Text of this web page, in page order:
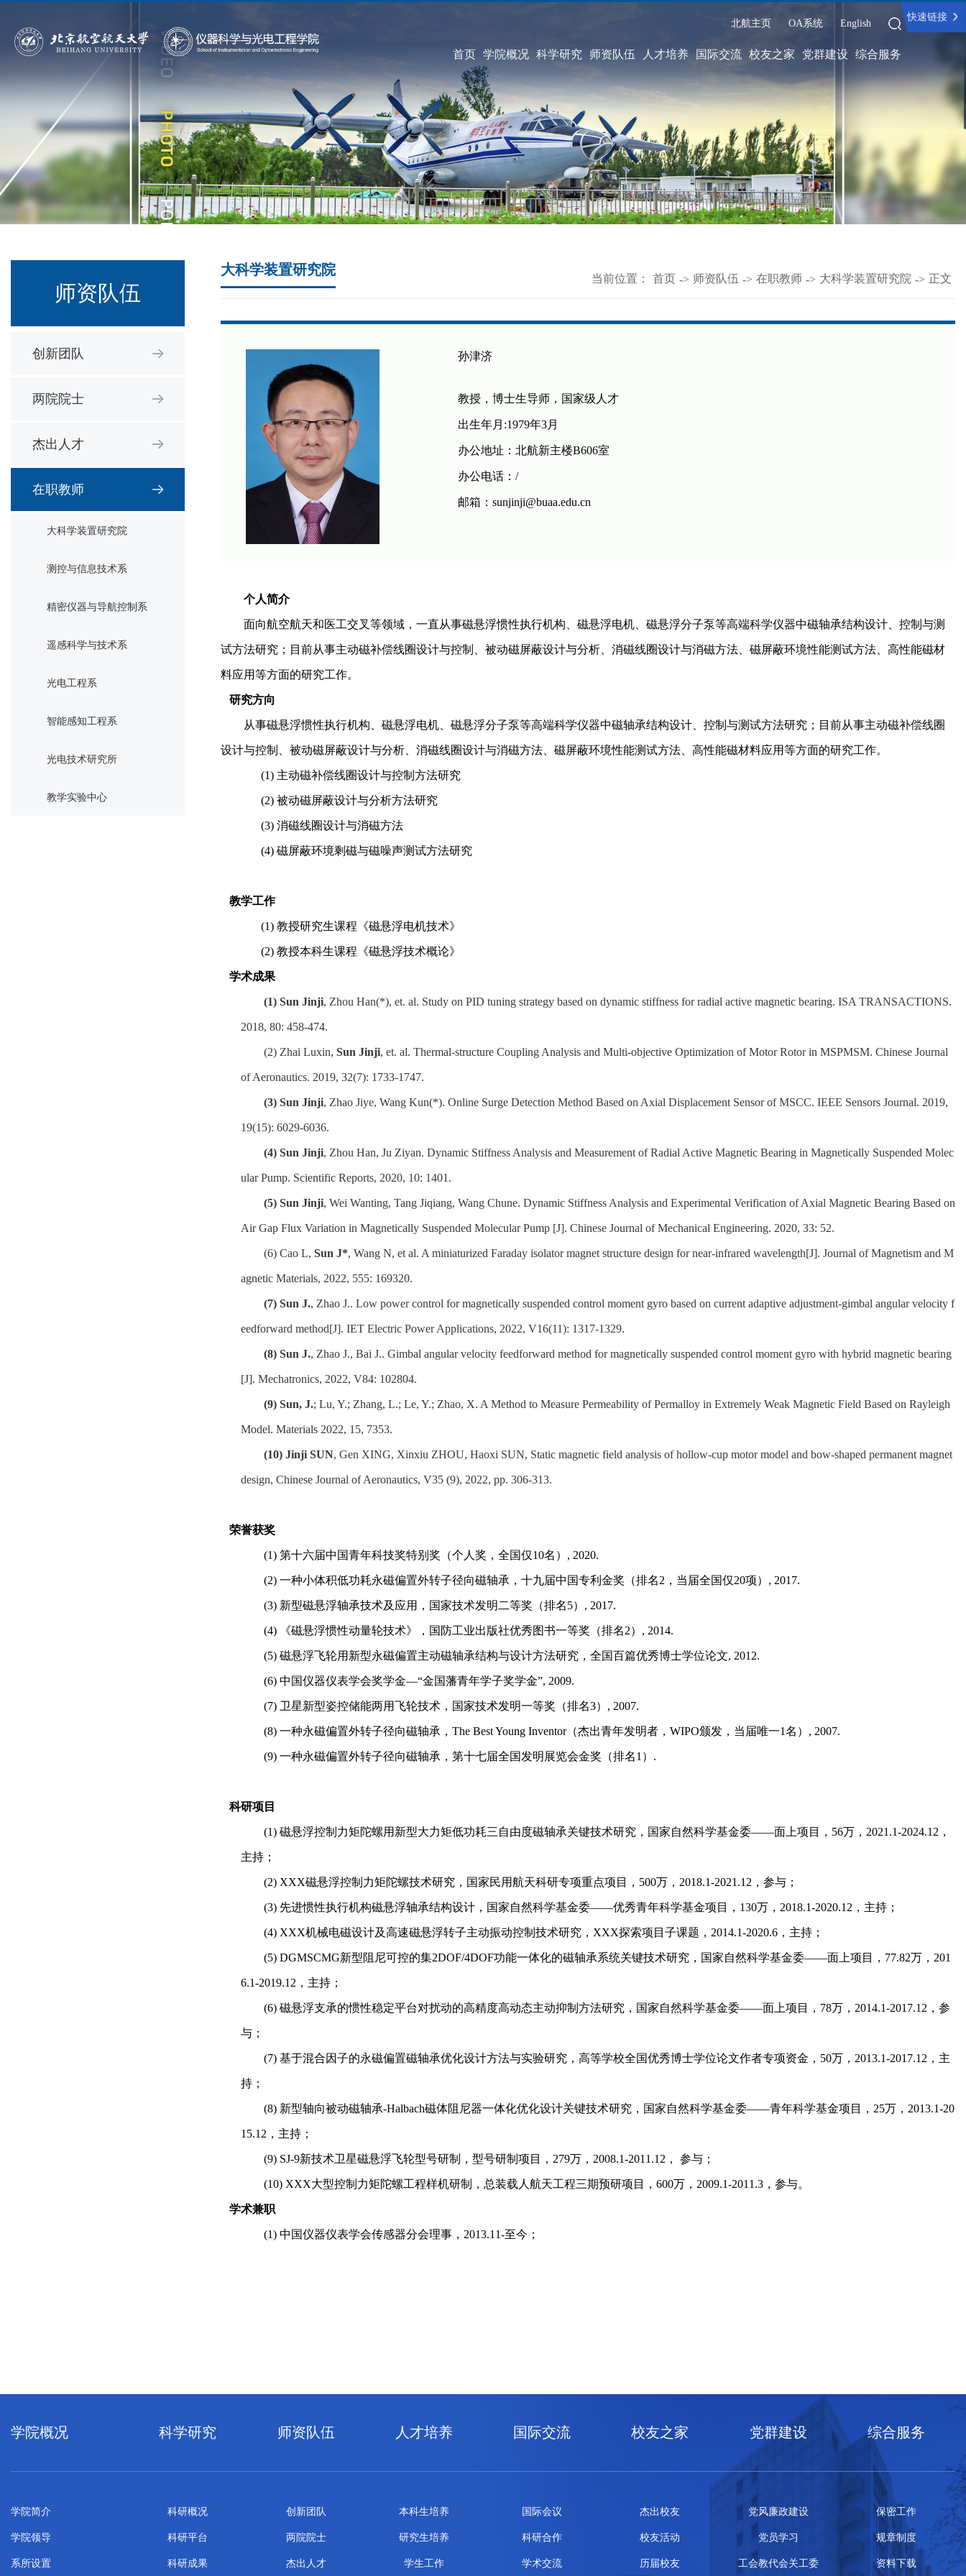
快速链接
北航主页 OA系统 English
首页 学院概况 科学研究 师资队伍 人才培养 国际交流 校友之家 党群建设 综合服务
师资队伍
创新团队
两院院士
杰出人才
在职教师
大科学装置研究院
测控与信息技术系
精密仪器与导航控制系
遥感科学与技术系
光电工程系
智能感知工程系
光电技术研究所
教学实验中心
大科学装置研究院
当前位置： 首页 -> 师资队伍 -> 在职教师 -> 大科学装置研究院 -> 正文
孙津济
教授，博士生导师，国家级人才
出生年月:1979年3月
办公地址：北航新主楼B606室
办公电话：/
邮箱：sunjinji@buaa.edu.cn
个人简介
面向航空航天和医工交叉等领域，一直从事磁悬浮惯性执行机构、磁悬浮电机、磁悬浮分子泵等高端科学仪器中磁轴承结构设计、控制与测
试方法研究；目前从事主动磁补偿线圈设计与控制、被动磁屏蔽设计与分析、消磁线圈设计与消磁方法、磁屏蔽环境性能测试方法、高性能磁材
料应用等方面的研究工作。
研究方向
从事磁悬浮惯性执行机构、磁悬浮电机、磁悬浮分子泵等高端科学仪器中磁轴承结构设计、控制与测试方法研究；目前从事主动磁补偿线圈
设计与控制、被动磁屏蔽设计与分析、消磁线圈设计与消磁方法、磁屏蔽环境性能测试方法、高性能磁材料应用等方面的研究工作。
(1) 主动磁补偿线圈设计与控制方法研究
(2) 被动磁屏蔽设计与分析方法研究
(3) 消磁线圈设计与消磁方法
(4) 磁屏蔽环境剩磁与磁噪声测试方法研究
教学工作
(1) 教授研究生课程《磁悬浮电机技术》
(2) 教授本科生课程《磁悬浮技术概论》
学术成果
(1) Sun Jinji, Zhou Han(*), et. al. Study on PID tuning strategy based on dynamic stiffness for radial active magnetic bearing. ISA TRANSACTIONS.
2018, 80: 458-474.
(2) Zhai Luxin, Sun Jinji, et. al. Thermal-structure Coupling Analysis and Multi-objective Optimization of Motor Rotor in MSPMSM. Chinese Journal
of Aeronautics. 2019, 32(7): 1733-1747.
(3) Sun Jinji, Zhao Jiye, Wang Kun(*). Online Surge Detection Method Based on Axial Displacement Sensor of MSCC. IEEE Sensors Journal. 2019,
19(15): 6029-6036.
(4) Sun Jinji, Zhou Han, Ju Ziyan. Dynamic Stiffness Analysis and Measurement of Radial Active Magnetic Bearing in Magnetically Suspended Molec
ular Pump. Scientific Reports, 2020, 10: 1401.
(5) Sun Jinji, Wei Wanting, Tang Jiqiang, Wang Chune. Dynamic Stiffness Analysis and Experimental Verification of Axial Magnetic Bearing Based on
Air Gap Flux Variation in Magnetically Suspended Molecular Pump [J]. Chinese Journal of Mechanical Engineering. 2020, 33: 52.
(6) Cao L, Sun J*, Wang N, et al. A miniaturized Faraday isolator magnet structure design for near-infrared wavelength[J]. Journal of Magnetism and M
agnetic Materials, 2022, 555: 169320.
(7) Sun J., Zhao J.. Low power control for magnetically suspended control moment gyro based on current adaptive adjustment-gimbal angular velocity f
eedforward method[J]. IET Electric Power Applications, 2022, V16(11): 1317-1329.
(8) Sun J., Zhao J., Bai J.. Gimbal angular velocity feedforward method for magnetically suspended control moment gyro with hybrid magnetic bearing
[J]. Mechatronics, 2022, V84: 102804.
(9) Sun, J.; Lu, Y.; Zhang, L.; Le, Y.; Zhao, X. A Method to Measure Permeability of Permalloy in Extremely Weak Magnetic Field Based on Rayleigh
Model. Materials 2022, 15, 7353.
(10) Jinji SUN, Gen XING, Xinxiu ZHOU, Haoxi SUN, Static magnetic field analysis of hollow-cup motor model and bow-shaped permanent magnet
design, Chinese Journal of Aeronautics, V35 (9), 2022, pp. 306-313.
荣誉获奖
(1) 第十六届中国青年科技奖特别奖（个人奖，全国仅10名） , 2020.
(2) 一种小体积低功耗永磁偏置外转子径向磁轴承， 十九届中国专利金奖（排名2，当届全国仅20项） , 2017.
(3) 新型磁悬浮轴承技术及应用，国家技术发明二等奖（排名5） , 2017.
(4) 《磁悬浮惯性动量轮技术》，国防工业出版社优秀图书一等奖（排名2） , 2014.
(5) 磁悬浮飞轮用新型永磁偏置主动磁轴承结构与设计方法研究，全国百篇优秀博士学位论文, 2012.
(6) 中国仪器仪表学会奖学金—“金国藩青年学子奖学金”, 2009.
(7) 卫星新型姿控储能两用飞轮技术，国家技术发明一等奖（排名3） , 2007.
(8) 一种永磁偏置外转子径向磁轴承， The Best Young Inventor（杰出青年发明者，WIPO颁发，当届唯一1名） , 2007.
(9) 一种永磁偏置外转子径向磁轴承，第十七届全国发明展览会金奖（排名1） .
科研项目
(1) 磁悬浮控制力矩陀螺用新型大力矩低功耗三自由度磁轴承关键技术研究 ，国家自然科学基金委——面上项目 ， 56万，2021.1-2024.12 ，
主持 ；
(2) XXX磁悬浮控制力矩陀螺技术研究，国家民用航天科研专项重点项目， 500万， 2018.1-2021.12 ，参与；
(3) 先进惯性执行机构磁悬浮轴承结构设计， 国家自然科学基金委——优秀青年科学基金项目 ， 130万，2018.1-2020.12 ，主持 ；
(4) XXX机械电磁设计及高速磁悬浮转子主动振动控制技术研究 ， XXX探索项目子课题，2014.1-2020.6 ，主持；
(5) DGMSCMG新型阻尼可控的集2DOF/4DOF功能一体化的磁轴承系统关键技术研究，国家自然科学基金委——面上项目 ， 77.82万，201
6.1-2019.12 ，主持 ；
(6) 磁悬浮支承的惯性稳定平台对扰动的高精度高动态主动抑制方法研究 ，国家自然科学基金委——面上项目 ， 78万，2014.1-2017.12 ，参
与 ；
(7) 基于混合因子的永磁偏置磁轴承优化设计方法与实验研究，高等学校全国优秀博士学位论文作者专项资金， 50万， 2013.1-2017.12 ，主
持；
(8) 新型轴向被动磁轴承-Halbach磁体阻尼器一体化优化设计关键技术研究，国家自然科学基金委——青年科学基金项目 ， 25万，2013.1-20
15.12 ，主持 ；
(9) SJ-9新技术卫星磁悬浮飞轮型号研制 ，型号研制项目， 279万， 2008.1-2011.12 ， 参与；
(10) XXX大型控制力矩陀螺工程样机研制 ，总装载人航天工程三期预研项目， 600万， 2009.1-2011.3 ，参与。
学术兼职
(1) 中国仪器仪表学会传感器分会理事 ， 2013.11-至今 ；
学院概况
学院简介
学院领导
系所设置
科学研究
科研概况
科研平台
科研成果
师资队伍
创新团队
两院院士
杰出人才
人才培养
本科生培养
研究生培养
学生工作
国际交流
国际会议
科研合作
学术交流
校友之家
杰出校友
校友活动
历届校友
党群建设
党风廉政建设
党员学习
工会教代会关工委
综合服务
保密工作
规章制度
资料下载